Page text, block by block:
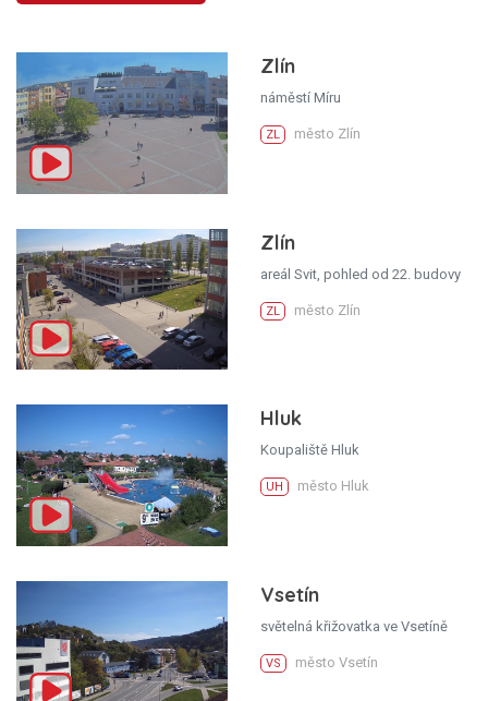
Zlín
náměstí Míru
ZL město Zlín
Zlín
areál Svit, pohled od 22. budovy
ZL město Zlín
Hluk
Koupaliště Hluk
UH město Hluk
Vsetín
světelná křižovatka ve Vsetíně
VS město Vsetín